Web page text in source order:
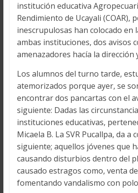
institución educativa
Rendimiento de Ucayali (COAR),
inescrupulosas han colocado en
ambas instituciones, dos avisos
amenazadores hacía la dirección
Los alumnos del turno tarde,
atemorizados porque ayer, se
encontrar dos pancartas con el
siguiente: Dadas las
instituciones educativas,
Micaela B. La SVR Pucallpa, da a
siguiente; aquellos jóvenes que
causando disturbios dentro del
causado estragos como, venta
fomentando vandalismo con